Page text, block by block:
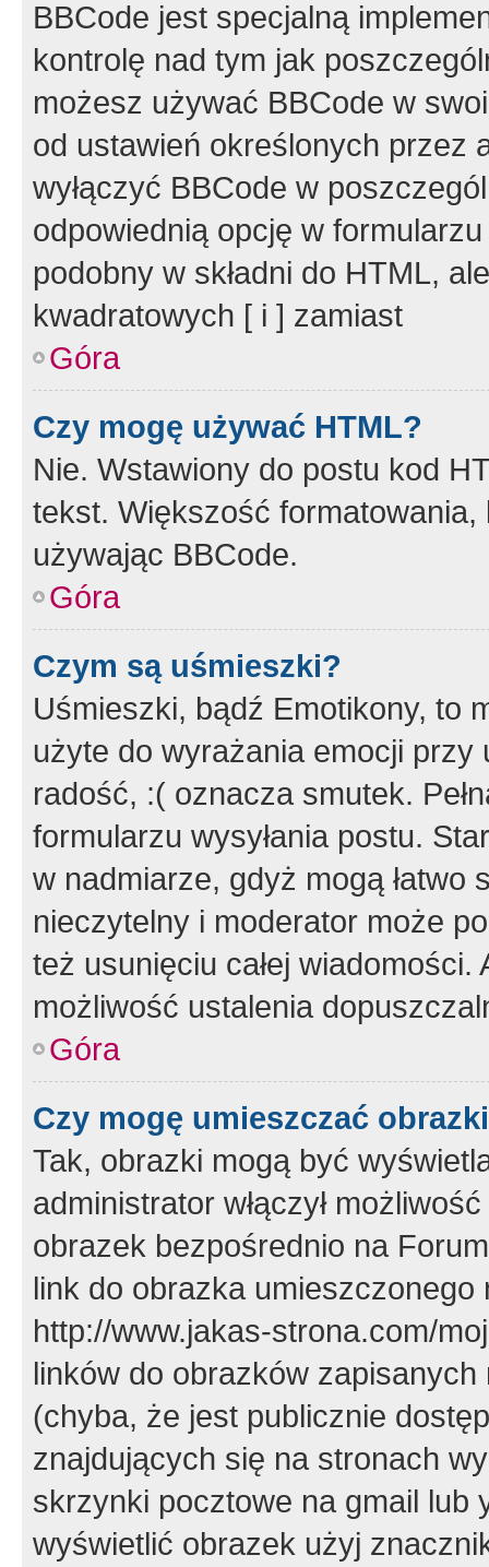
BBCode jest specjalną
kontrolę nad tym jak
możesz używać BBCode w
od ustawień określonych przez
wyłączyć BBCode w
odpowiednią opcję w
podobny w składni do HTML,
kwadratowych [ i ] zamiast
Góra
Czy mogę używać HTML?
Nie. Wstawiony do postu kod
tekst. Większość
używając BBCode.
Góra
Czym są uśmieszki?
Uśmieszki, bądź Emotikony, to
użyte do wyrażania emocji
radość, :( oznacza smutek.
formularzu wysyłania postu.
w nadmiarze, gdyż mogą
nieczytelny i moderator może
też usunięciu całej
możliwość ustalenia
Góra
Czy mogę umieszczać
Tak, obrazki mogą być
administrator włączył
obrazek bezpośrednio na
link do obrazka
http://www.jakas-strona.com/
linków do obrazków
(chyba, że jest publicznie
znajdujących się na stronach
skrzynki pocztowe na gmail lub
wyświetlić obrazek użyj